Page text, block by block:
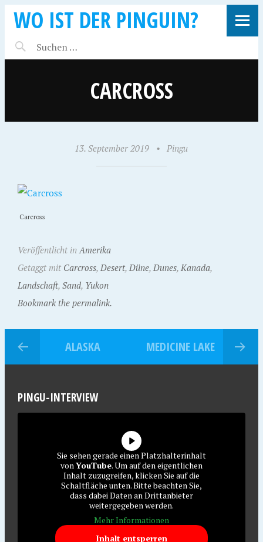
WO IST DER PINGUIN?
CARCROSS
13. September 2019 • Pingu
Carcross
Veröffentlicht inAmerika
Getaggt mit Carcross, Desert, Düne, Dunes, Kanada,
Landschaft, Sand, Yukon
Bookmark the permalink.
ALASKA MEDICINE LAKE
PINGU-INTERVIEW
Sie sehen gerade einen Platzhalterinhalt
vonYouTube. Um auf den eigentlichen
Inhalt zuzugreifen, klicken Sie auf die
Schaltfläche unten. Bitte beachten Sie,
dass dabei Daten an Drittanbieter
weitergegeben werden.
Mehr Informationen
Inhalt entsperren